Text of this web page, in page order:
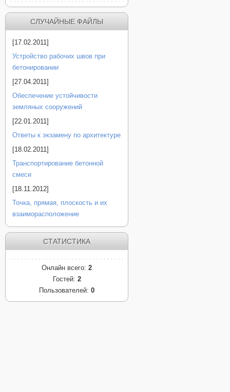
СЛУЧАЙНЫЕ ФАЙЛЫ
[17.02.2011]
Устройство рабочих швов при
бетонировании
[27.04.2011]
Обеспечение устойчивости
земляных сооружений
[22.01.2011]
Ответы к экзамену по архитектуре
[18.02.2011]
Транспортирование бетонной
смеси
[18.11.2012]
Точка, прямая, плоскость и их
взаиморасположение
СТАТИСТИКА
Онлайн всего: 2
Гостей: 2
Пользователей: 0